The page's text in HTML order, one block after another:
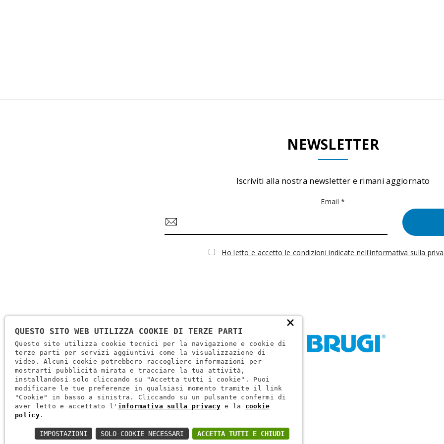
NEWSLETTER
Iscriviti alla nostra newsletter e rimani aggiornato
Email *
Ho letto e accetto le condizioni indicate nell'informativa sulla
Ragione Sociale: Brugi S.p.A. Creazioni Sportive
Partita IVA IT0088069 023 5
Codice Fiscale E Iscrizione Reg. Impr. Verona 0051416 024 1
REA 166179 Verona -Cap. Soc. € 10.000.000 I.v. - Posiz. Meccanogr. VR 002505
×
QUESTO SITO WEB UTILIZZA COOKIE DI TERZE PARTI
Questo sito utilizza cookie tecnici per la navigazione e cookie di
terze parti per servizi aggiuntivi come la visualizzazione di
video. Alcuni cookie potrebbero raccogliere informazioni per
mostrarti pubblicità mirata e tracciare la tua attività,
installandosi solo cliccando su "Accetta tutti i cookie". Puoi
modificare le tue preferenze in qualsiasi momento tramite il link
"Cookie" in basso a sinistra. Cliccando su un pulsante confermi di
aver letto e accettato l' informativa sulla privacy e la cookie
policy.
ACCETTA TUTTI E CHIUDI
SOLO COOKIE NECESSARI
IMPOSTAZIONI